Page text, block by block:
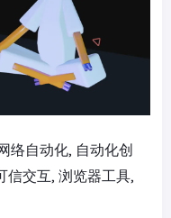
络自动化, 自动化创
信交互, 浏览器工具,